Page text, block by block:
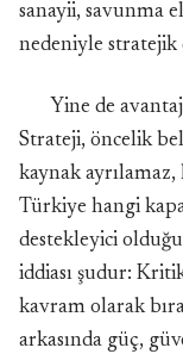
sanayii, savunma
nedeniyle stratejik
Yine de
Strateji, öncelik
kaynak
Türkiye hangi
destekleyici
iddiası şudur:
kavram olarak
arkasında güç,